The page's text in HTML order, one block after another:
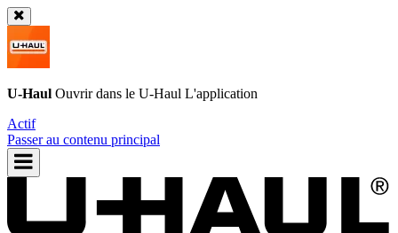
U-Haul Ouvrir dans le U-Haul L'application
Actif
Passer au contenu principal